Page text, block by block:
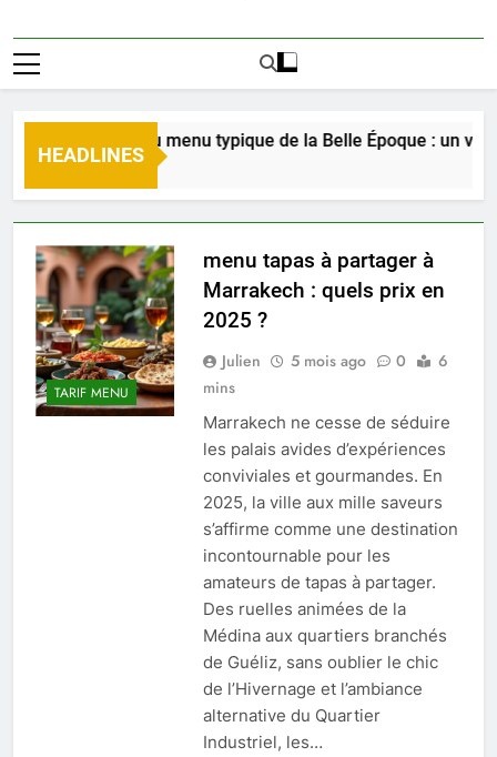
HEADLINES
Découverte du menu typique de la Belle Époque : un
2 Jours Ago
TARIF MENU
menu tapas à partager à
Marrakech : quels prix en
2025 ?
Julien 5 mois ago 0
6
mins
Marrakech ne cesse de séduire
les palais avides d’expériences
conviviales et gourmandes. En
2025, la ville aux mille saveurs
s’affirme comme une destination
incontournable pour les
amateurs de tapas à partager.
Des ruelles animées de la
Médina aux quartiers branchés
de Guéliz, sans oublier le chic
de l’Hivernage et l’ambiance
alternative du Quartier
Industriel, les…